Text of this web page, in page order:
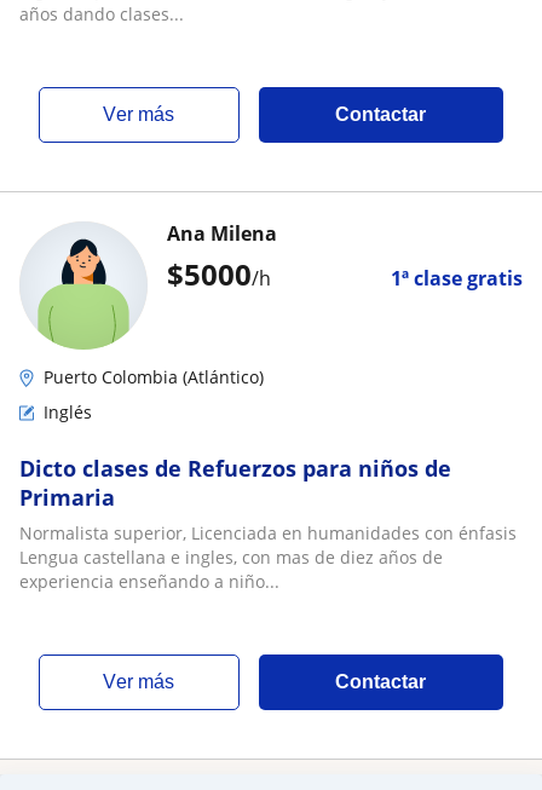
años dando clases...
ver más Contactar
$5000/h 1ª clase gratis
Ana Milena
Puerto Colombia (Atlántico)
Inglés
Dicto clases de Refuerzos para niños de
Primaria
Normalista superior, Licenciada en humanidades con énfasis
Lengua castellana e ingles, con mas de diez años de
experiencia enseñando a niño...
ver más Contactar